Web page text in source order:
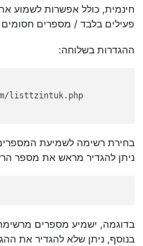
חינמית, כולל אפשרות לשמוע
פעילים בלבד / מספרים
ההגדרות בשלוחה:
listtzintuk.php
בחירת רשימה לשמיעת
ניתן להגדיר מראש את מספר
בדוגמה, ישמיע מספרים מרשימה
בנוסף, ניתן שלא להגדיר את